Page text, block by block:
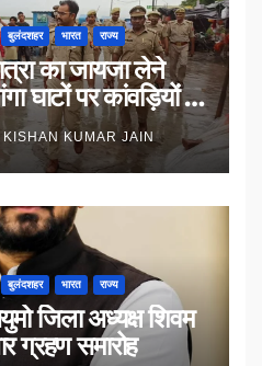
बुलंदशहर भारत राज्य
का जायजा लेने
घाटों पर कांवड़ियों से
KISHAN KUMAR JAIN
बुलंदशहर भारत राज्य
जिला अध्यक्ष शिवम
ग्रहण समारोह